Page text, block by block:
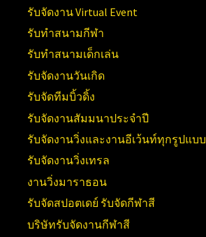
รับจัดงาน Virtual Event
รับทำสนามกีฬา
รับทำสนามเด็กเล่น
รับจัดงานวันเกิด
รับจัดทีมบิ้วดิ้ง
รับจัดงานสัมมนาประจำปี
รับจัดงานวิ่งและงานอีเว้นท์ทุกรูปแบบ
รับจัดงานวิ่งเทรล
งานวิ่งมาราธอน
รับจัดสปอตเดย์ รับจัดกีฬาสี
บริษัทรับจัดงานกีฬาสี